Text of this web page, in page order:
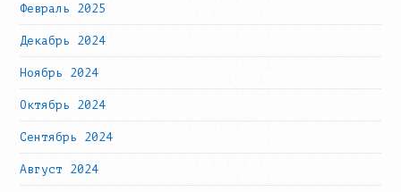
Февраль 2025
Декабрь 2024
Ноябрь 2024
Октябрь 2024
Сентябрь 2024
Август 2024